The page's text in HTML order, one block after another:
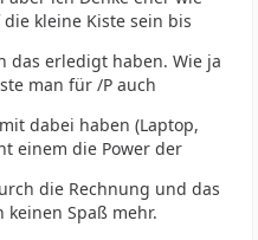
kleine Kiste sein bis
das erledigt haben. Wie ja
man für /P auch
dabei haben (Laptop,
einem die Power der
die Rechnung und das
Spaß mehr.